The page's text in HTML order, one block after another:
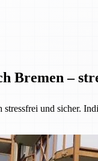
Bremen –
und sicher.